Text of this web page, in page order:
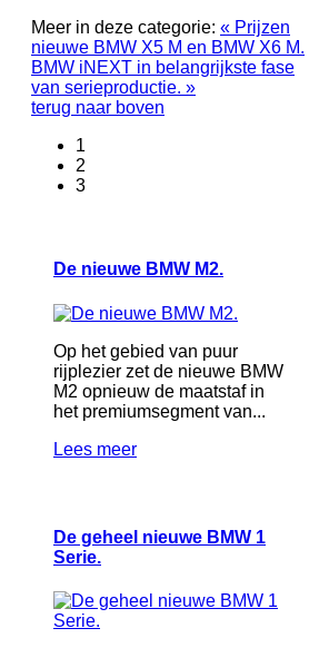
Meer in deze categorie: « Prijzen
nieuwe BMW X5 M en BMW X6 M.
BMW iNEXT in belangrijkste fase
van serieproductie. »
terug naar boven
1
2
3
De nieuwe BMW M2.
Op het gebied van puur
rijplezier zet de nieuwe BMW
M2 opnieuw de maatstaf in
het premiumsegment van...
Lees meer
De geheel nieuwe BMW 1
Serie.